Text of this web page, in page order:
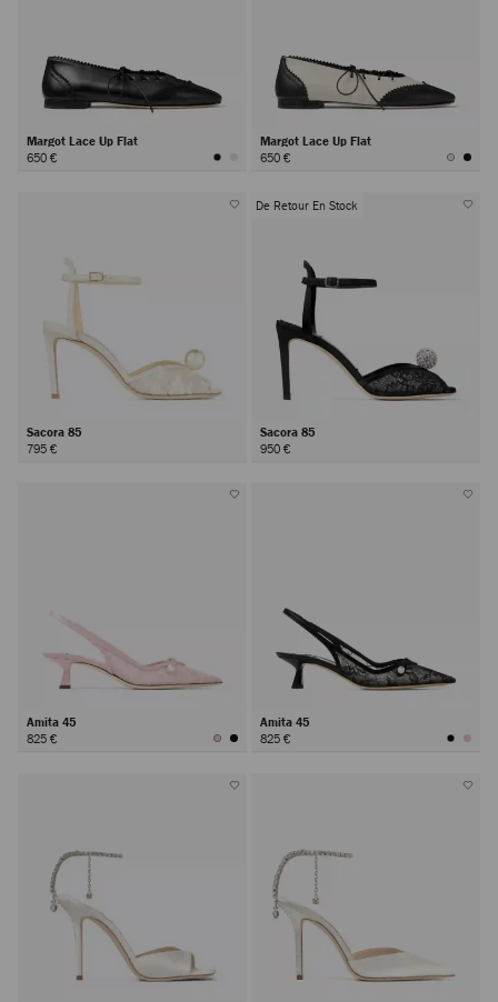
Margot Lace Up Flat
650 €
Margot Lace Up Flat
650 €
Sacora 85
795 €
De Retour En Stock
Sacora 85
950 €
Amita 45
825 €
Amita 45
825 €